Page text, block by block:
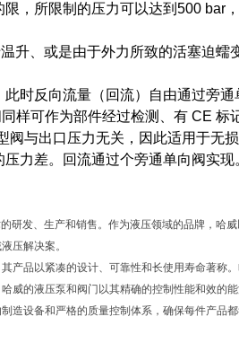
，所限制的压力可以达到500 bar
升、或是由于外力所致的活塞迫蠕
时反向流量（回流）自由通过旁
样可作为部件经过检测、有 CE 标
与出口压力无关，因此适用于无损
力差。回流通过个旁通单向阀实
研发、生产和销售。作为液压领域的品牌，哈
压解决案。
产品以紧凑的设计、可靠性和长使用寿命著称
的液压泵和阀门以其精确的控制性能和效的
造设备和严格的质量控制体系，确保每件产品